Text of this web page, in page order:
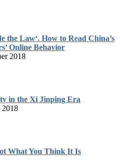
the Law‘. How to Read China’s
Online Behavior
2018
in the Xi Jinping Era
2018
What You Think It Is